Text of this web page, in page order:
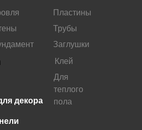
декора
Заглушки
Для
теплого
пола
Клей
Трубы
Пластины